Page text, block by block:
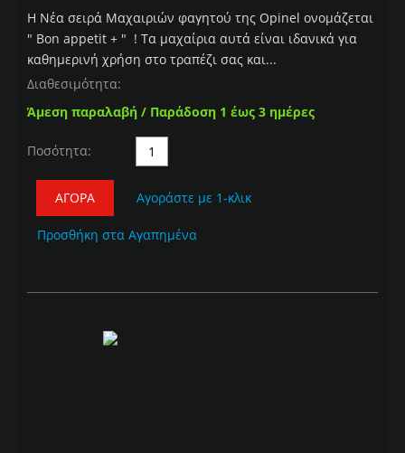
Η Nέα σειρά Μαχαιριών φαγητού της Opinel ονομάζεται
" Bon appetit + " ! Τα μαχαίρια αυτά είναι ιδανικά για
καθημερινή χρήση στο τραπέζι σας και...
Διαθεσιμότητα:
Άμεση παραλαβή / Παράδοση 1 έως 3 ημέρες
Ποσότητα:
ΑΓΟΡΆ Αγοράστε με 1-κλικ
Προσθήκη στα Αγαπημένα